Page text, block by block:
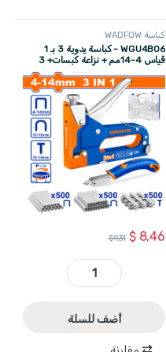
كباسة WADFOW
WGU4B06 - كباسة يدوية 3 بـ 1
قياس 4-14مم + نزاعة كبسات+ 3
$8,46
$9,31
WGU4B06 - كباسة يدوية 3 بـ 1 قياس 4-14مم + نزاعة كبسات+ 3 مجموعات كبسات WADFOW quantity
أضف للسلة